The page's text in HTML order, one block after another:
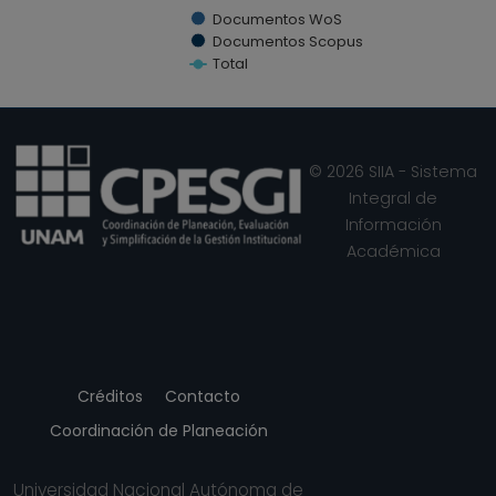
Documentos WoS
Documentos Scopus
Total
End of interactive chart.
Créditos
Contacto
Coordinación de Planeación
Universidad Nacional Autónoma de
© 2026 SIIA - Sistema
Integral de
Información
Académica